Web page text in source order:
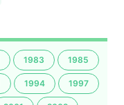
1983 1985
1994 1997